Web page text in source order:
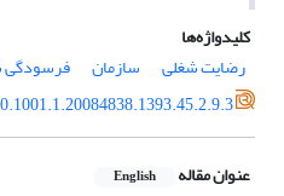
کلیدواژه‌ها
رضایت شغلی
سازمان فرسودگی
عنوان مقاله English